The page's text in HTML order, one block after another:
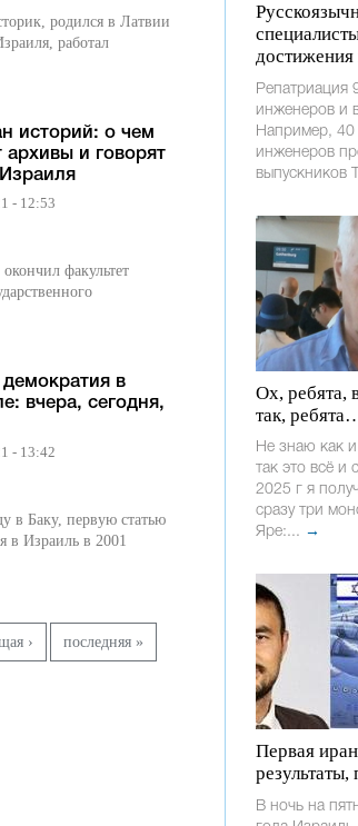
родился в Латвии
работал
историй: о чем
архивы и говорят
- 12:53
факультет
в
вчера, сегодня,
- 13:42
в Баку, первую статью
в Израиль в 2001
› последняя »
Репатриация
инженеров и
Например,
инженеров
выпускников
Ох, ребята,
так,
Не знаю как
так это всё и
2025 г я
сразу три
Яре:... →
Первая
результаты,
В ночь на